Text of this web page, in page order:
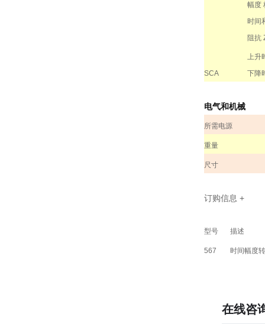
SCA
幅度
时间
阻抗
上升
下降
电气和机械
所需电源
重量
尺寸
订购信息 +
型号 描述
567 时间幅度
在线咨